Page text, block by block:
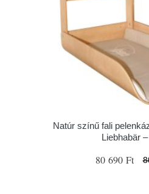
Natúr színű fali
Liebhabär
80 690 Ft